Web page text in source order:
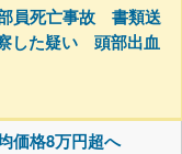
部員死亡事故 書類送
した疑い 頭部出血
価格8万円超へ